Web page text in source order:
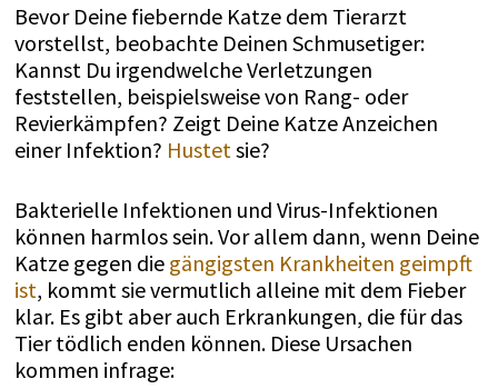
Bevor Deine fiebernde Katze dem Tierarzt
vorstellst, beobachte Deinen Schmusetiger:
Kannst Du irgendwelche Verletzungen
feststellen, beispielsweise von Rang- oder
Revierkämpfen? Zeigt Deine Katze Anzeichen
einer Infektion? Hustet sie?
Bakterielle Infektionen und Virus-Infektionen
können harmlos sein. Vor allem dann, wenn Deine
Katze gegen die gängigsten Krankheiten geimpft
ist, kommt sie vermutlich alleine mit dem Fieber
klar. Es gibt aber auch Erkrankungen, die für das
Tier tödlich enden können. Diese Ursachen
kommen infrage: